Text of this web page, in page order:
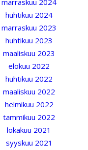
marraskuu 2024
huhtikuu 2024
marraskuu 2023
huhtikuu 2023
maaliskuu 2023
elokuu 2022
huhtikuu 2022
maaliskuu 2022
helmikuu 2022
tammikuu 2022
lokakuu 2021
syyskuu 2021